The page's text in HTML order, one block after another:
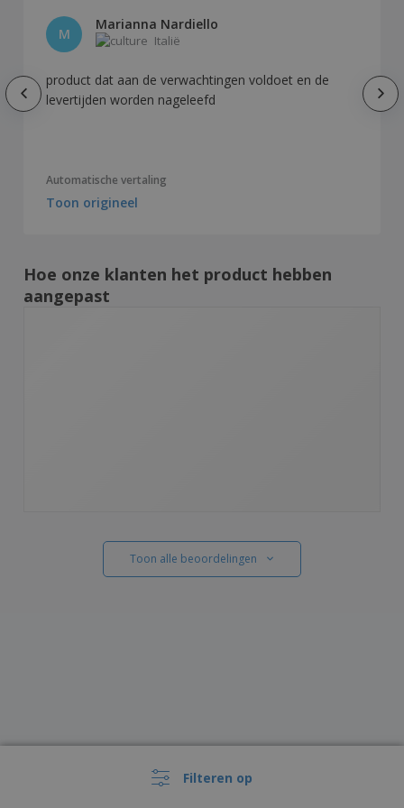
Filteren op
M
Marianna Nardiello
Italië
product dat aan de verwachtingen voldoet en de
levertijden worden nageleefd
Automatische vertaling
Toon origineel
Hoe onze klanten het product hebben
aangepast
Toon alle beoordelingen